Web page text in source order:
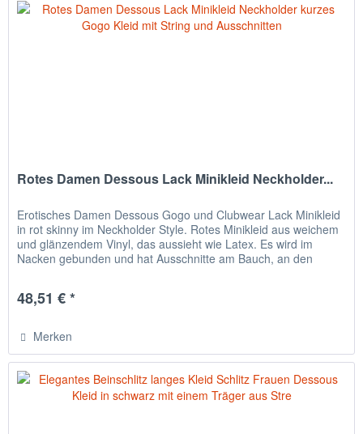
Rotes Damen Dessous Lack Minikleid Neckholder...
Erotisches Damen Dessous Gogo und Clubwear Lack Minikleid
in rot skinny im Neckholder Style. Rotes Minikleid aus weichem
und glänzendem Vinyl, das aussieht wie Latex. Es wird im
Nacken gebunden und hat Ausschnitte am Bauch, an den
48,51 € *
Merken